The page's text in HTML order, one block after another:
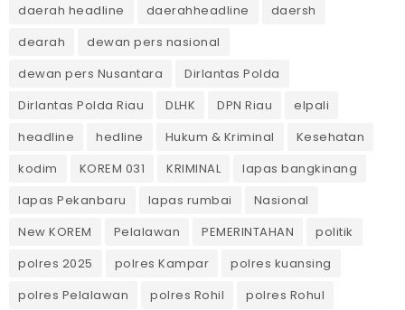
daerah headline
daerahheadline
daersh
dearah
dewan pers nasional
dewan pers Nusantara
Dirlantas Polda
Dirlantas Polda Riau
DLHK DPN Riau
elpali
headline
hedline Hukum & Kriminal
Kesehatan
kodim
KOREM 031 KRIMINAL
lapas bangkinang
lapas Pekanbaru
lapas rumbai
Nasional
New KOREM
Pelalawan PEMERINTAHAN
politik
polres 2025
polres Kampar
polres kuansing
polres Pelalawan
polres Rohil
polres Rohul